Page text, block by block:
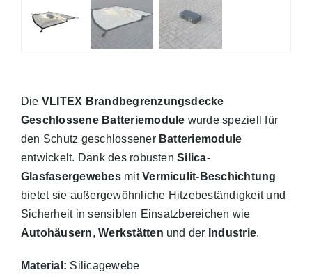
Die VLITEX Brandbegrenzungsdecke
Geschlossene Batteriemodule wurde speziell für
den Schutz geschlossener Batteriemodule
entwickelt. Dank des robustenSilica-
GlasfasergewebesmitVermiculit-Beschichtung
bietet sie außergewöhnliche Hitzebeständigkeit und
Sicherheit in sensiblen Einsatzbereichen wie
Autohäusern,Werkstätten und der Industrie.
Material: Silicagewebe